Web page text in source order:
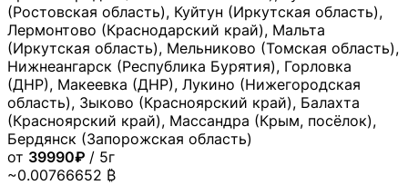
(Ростовская область), Куйтун (Иркутская область),
Лермонтово (Краснодарский край), Мальта
(Иркутская область), Мельниково (Томская область),
Нижнеангарск (Республика Бурятия), Горловка
(ДНР), Макеевка (ДНР), Лукино (Нижегородская
область), Зыково (Красноярский край), Балахта
(Красноярский край), Массандра (Крым, посёлок),
Бердянск (Запорожская область)
от 39990₽ / 5г
~0.00766652 ₿